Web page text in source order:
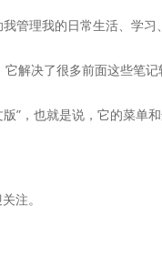
理我的日常生活、学习
解决了很多前面这些笔记
，也就是说，它的菜单
注。